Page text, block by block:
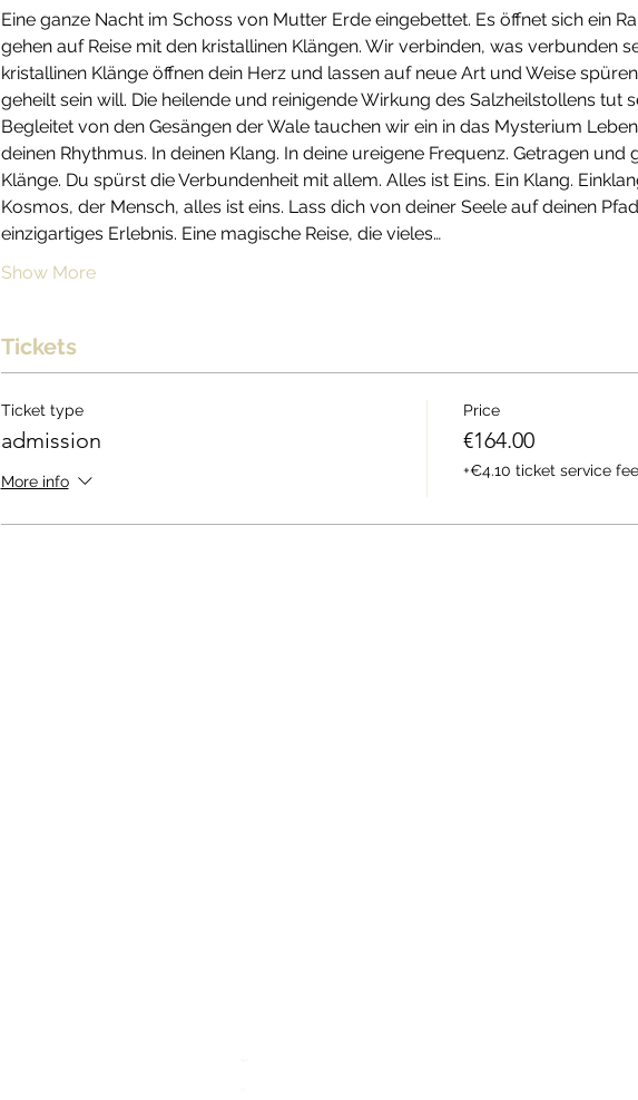
Eine ganze Nacht im Schoss von Mutter Erde eingebettet. Es öffnet sich ein
gehen auf Reise mit den kristallinen Klängen. Wir verbinden, was verbunden
kristallinen Klänge öffnen dein Herz und lassen auf neue Art und Weise
geheilt sein will. Die heilende und reinigende Wirkung des Salzheilstollens tut
Begleitet von den Gesängen der Wale tauchen wir ein in das Mysterium
deinen Rhythmus. In deinen Klang. In deine ureigene Frequenz. Getragen
Klänge. Du spürst die Verbundenheit mit allem. Alles ist Eins. Ein Klang.
Kosmos, der Mensch, alles ist eins. Lass dich von deiner Seele auf deinen
einzigartiges Erlebnis. Eine magische Reise, die vieles…
Show More
Tickets
Ticket type
admission
More info
Price
€164.00
+€4.10 ticket service fee